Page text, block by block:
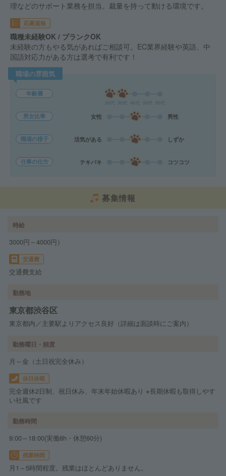
理などのサポート業務を担当。裁量を持って動ける環境です。
応募資格
職種未経験OK / ブランクOK
未経験の方もやる気があればご相談可。EC業界経験や英語、中
国語対応力がある方は選考で有利です！
職場の雰囲気
年齢層
男女比率 女性 男性
職場の様子 活気がある しずか
仕事の仕方 テキパキ コツコツ
募集情報
時給
3000円～4000円）
交通費
交通費支給
勤務地
東京都渋谷区
東京都内／主要駅よりアクセス良好（詳細は面談時にご案内）
勤務曜日・頻度
月～金（土日祝完全休み）
休日休暇
完全週休2日制、祝日休み、年末年始休暇あり ※長期休暇も取得しやす
い社風です
勤務時間
9:00～18:00(実働8h・休憩60分)
残業時間
月1～5時間程度。残業はほとんどありません。